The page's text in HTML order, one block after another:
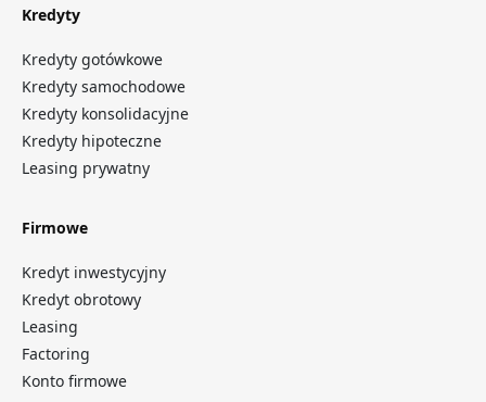
Kredyty
Kredyty gotówkowe
Kredyty samochodowe
Kredyty konsolidacyjne
Kredyty hipoteczne
Leasing prywatny
Firmowe
Kredyt inwestycyjny
Kredyt obrotowy
Leasing
Factoring
Konto firmowe